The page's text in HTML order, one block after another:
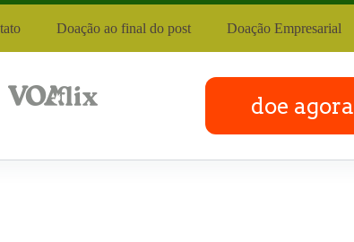
Doação ao final do post Doação Empresarial
doe agora